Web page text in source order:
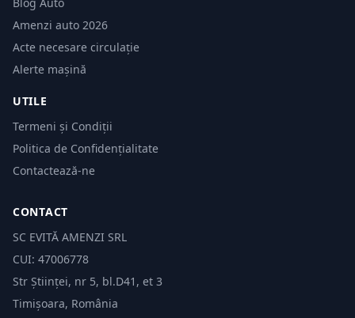
Amenzi auto 2026
Acte necesare circulație
Alerte mașină
UTILE
Termeni și Condiții
Politica de Confidențialitate
Contactează-ne
CONTACT
SC EVITĂ AMENZI SRL
CUI: 47006778
Str Științei, nr 5, bl.D41, et 3
Timișoara, România